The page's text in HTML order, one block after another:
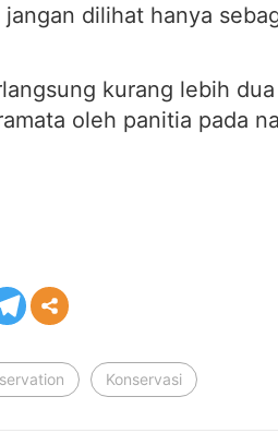
dilihat hanya
kurang lebih
oleh panitia pada
Konservasi